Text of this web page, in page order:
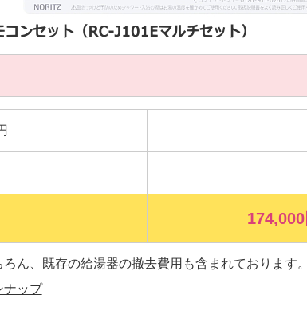
174,000
ろん、既存の給湯器の撤去費用も含まれております
ナップ